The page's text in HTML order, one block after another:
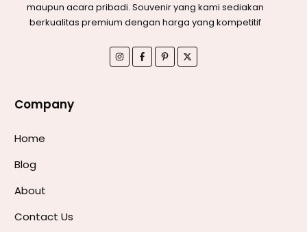
maupun acara pribadi. Souvenir yang kami sediakan
berkualitas premium dengan harga yang kompetitif
Company
Home
Blog
About
Contact Us